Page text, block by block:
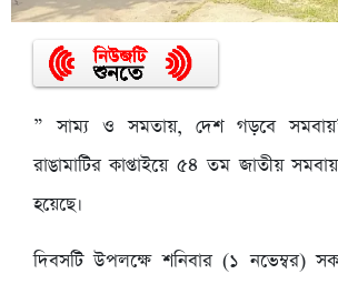
” সাম্য ও সমতায়, দেশ গড়বে
রাঙামাটির কাপ্তাইয়ে ৫৪ তম জাতীয়
হয়েছে।
দিবসটি উপলক্ষে শনিবার (১ নভেম্বর)